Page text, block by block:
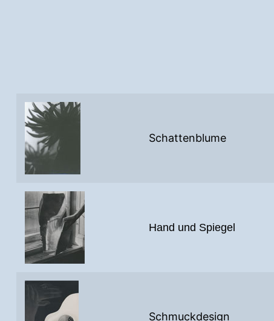
Schattenblume
Hand und Spiegel
Schmuckdesign